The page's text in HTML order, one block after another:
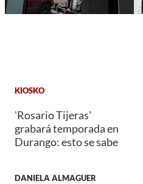
KIOSKO
'Rosario Tijeras'
grabará temporada en
Durango: esto se sabe
DANIELA ALMAGUER